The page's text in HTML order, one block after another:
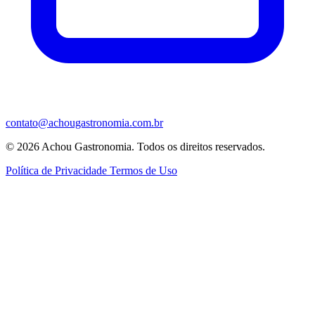
contato@achougastronomia.com.br
© 2026 Achou Gastronomia. Todos os direitos reservados.
Política de Privacidade Termos de Uso